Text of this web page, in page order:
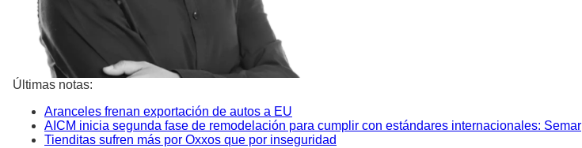
Últimas notas:
Aranceles frenan exportación de autos a EU
AICM inicia segunda fase de remodelación para cumplir con estándares internacionales: Semar
Tienditas sufren más por Oxxos que por inseguridad